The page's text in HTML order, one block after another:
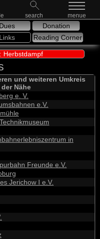
search menue
Donation
Links Reading Corner
Herbstdampf
und weiteren Umkreis
Nähe
e. V.
e.V.
in
Freunde e.V.
Jerichow I e.V.